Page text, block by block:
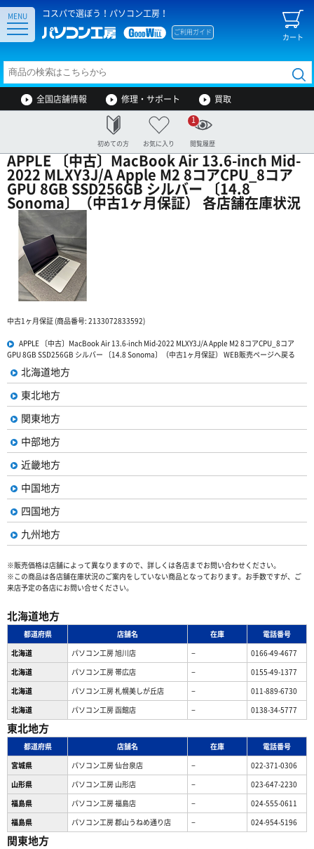
コスパで選ぼう！パソコン工房！
カート
ご利用ガイド
MENU
全国店舗情報 修理・サポート 買取
初めての方 お気に入り 閲覧履歴
1
APPLE 〔中古〕MacBook Air 13.6-inch Mid-
2022 MLXY3J/A Apple M2 8コアCPU_8コア
GPU 8GB SSD256GB シルバー 〔14.8
Sonoma〕（中古1ヶ月保証） 各店舗在庫状況
中古1ヶ月保証 (商品番号: 2133072833592)
APPLE 〔中古〕MacBook Air 13.6-inch Mid-2022 MLXY3J/A Apple M2 8コアCPU_8コア
GPU 8GB SSD256GB シルバー 〔14.8 Sonoma〕（中古1ヶ月保証） WEB販売ページへ戻る
北海道地方
東北地方
関東地方
中部地方
近畿地方
中国地方
四国地方
九州地方
※販売価格は店舗によって異なりますので、詳しくは各店までお問い合わせください。
※この商品は各店舗在庫状況のご案内をしていない商品となっております。お手数ですが、ご
来店予定の各店にお問い合せください。
北海道地方
都道府県 店舗名 在庫
電話番号
北海道
パソコン工房 旭川店 −
0166-49-4677
北海道
パソコン工房 帯広店 −
0155-49-1377
北海道
パソコン⼯房 札幌美しが丘店 −
011-889-6730
北海道
パソコン工房 函館店 − 0138-34-5777
東北地方
都道府県 店舗名 在庫
電話番号
宮城県
パソコン工房 仙台泉店 −
022-371-0306
山形県
パソコン工房 山形店 −
023-647-2230
福島県
パソコン工房 福島店 −
024-555-0611
福島県
パソコン工房 郡山うねめ通り店 − 024-954-5196
関東地方